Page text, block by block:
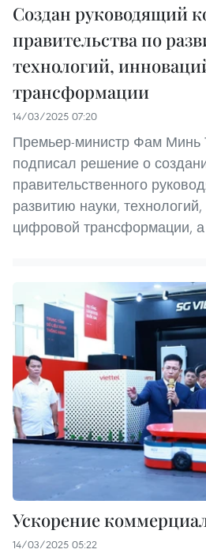
Создан руководящий
правительства по
технологий,
трансформации
14/03/2025 07:20
Премьер-министр Фам Минь
подписал решение о
правительственного
развитию науки,
цифровой трансформации, а
Ускорение
14/03/2025 05:22